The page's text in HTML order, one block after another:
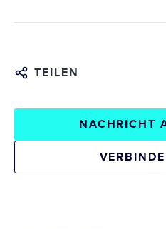
TEILEN
NACHRICHT